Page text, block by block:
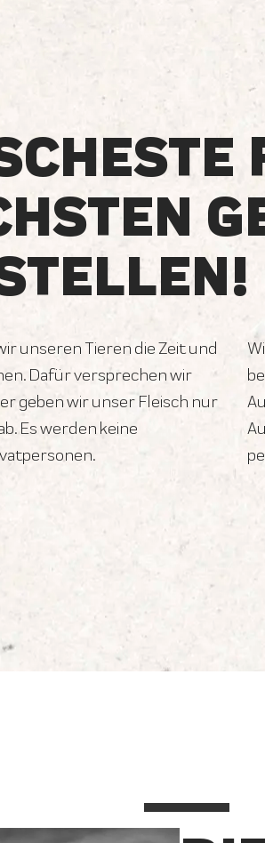
unseren Tieren die Zeit und
Dafür versprechen wir
geben wir unser Fleisch nur
Es werden keine